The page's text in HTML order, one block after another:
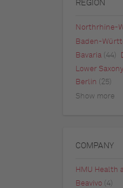
REGION
Northrhine-
Baden-
Bavaria (44)
Lower Saxony
Berlin
(25)
Show more
COMPANY
HMU Health
Beavivo (4)